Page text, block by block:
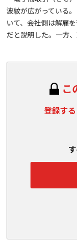
波紋が広がっている
いて、会社側は解雇
だと説明した。一方
こ
登録す